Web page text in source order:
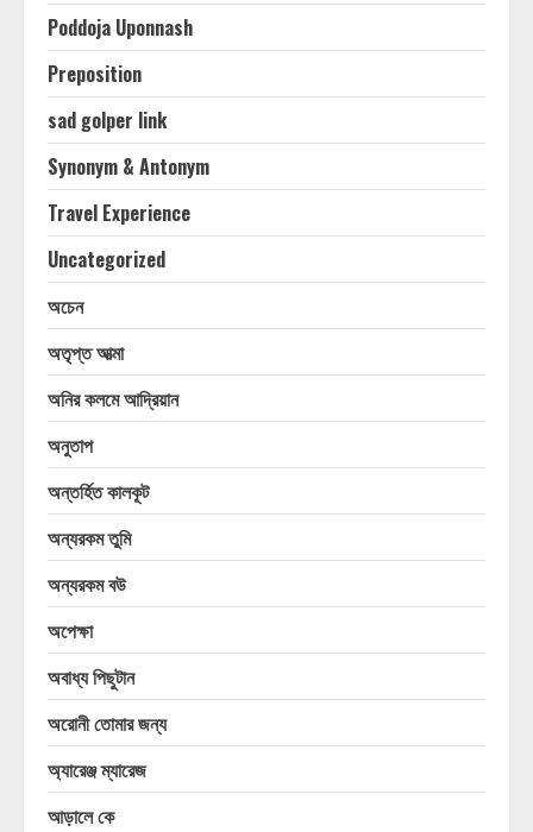
Poddoja Uponnash
Preposition
sad golper link
Synonym & Antonym
Travel Experience
Uncategorized
অচেন
অতৃপ্ত আত্মা
অনির কলমে আদ্রিয়ান
অনুতাপ
অন্তর্হিত কালকূট
অন্যরকম তুমি
অন্যরকম বউ
অপেক্ষা
অবাধ্য পিছুটান
অরোনী তোমার জন্য
অ্যারেঞ্জ ম্যারেজ
আড়ালে কে